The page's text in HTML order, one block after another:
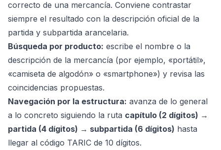
correcto de una mercancía. Conviene contrastar
siempre el resultado con la descripción oficial de la
partida y subpartida arancelaria.
Búsqueda por producto: escribe el nombre o la
descripción de la mercancía (por ejemplo, «portátil»,
«camiseta de algodón» o «smartphone») y revisa las
coincidencias propuestas.
Navegación por la estructura: avanza de lo general
a lo concreto siguiendo la ruta capítulo (2 dígitos) →
partida (4 dígitos) → subpartida (6 dígitos) hasta
llegar al código TARIC de 10 dígitos.